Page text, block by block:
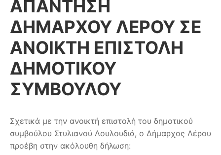
ΑΠΑΝΤΗΣΗ
ΔΗΜΑΡΧΟΥ ΛΕΡΟΥ ΣΕ
ΑΝΟΙΚΤΗ ΕΠΙΣΤΟΛΗ
ΔΗΜΟΤΙΚΟΥ
ΣΥΜΒΟΥΛΟΥ
Σχετικά με την ανοικτή επιστολή του δημοτικού
συμβούλου Στυλιανού Λουλουδιά, ο Δήμαρχος Λέρου
προέβη στην ακόλουθη δήλωση: